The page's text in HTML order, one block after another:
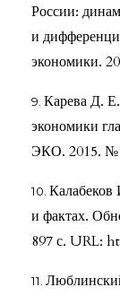
России:
и
экономики.
Карева Д.
экономики
ЭКО. 2015. №
и фактах.
897 с. URL: